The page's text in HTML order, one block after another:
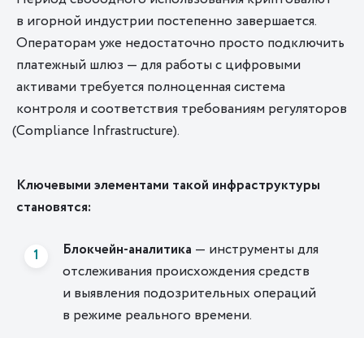
в игорной индустрии постепенно завершается.
Операторам уже недостаточно просто подключить
платежный шлюз — для работы с цифровыми
активами требуется полноценная система
контроля и соответствия требованиям регуляторов
(Compliance Infrastructure).
Ключевыми элементами такой инфраструктуры
становятся:
Блокчейн-аналитика — инструменты для
отслеживания происхождения средств
и выявления подозрительных операций
в режиме реального времени.